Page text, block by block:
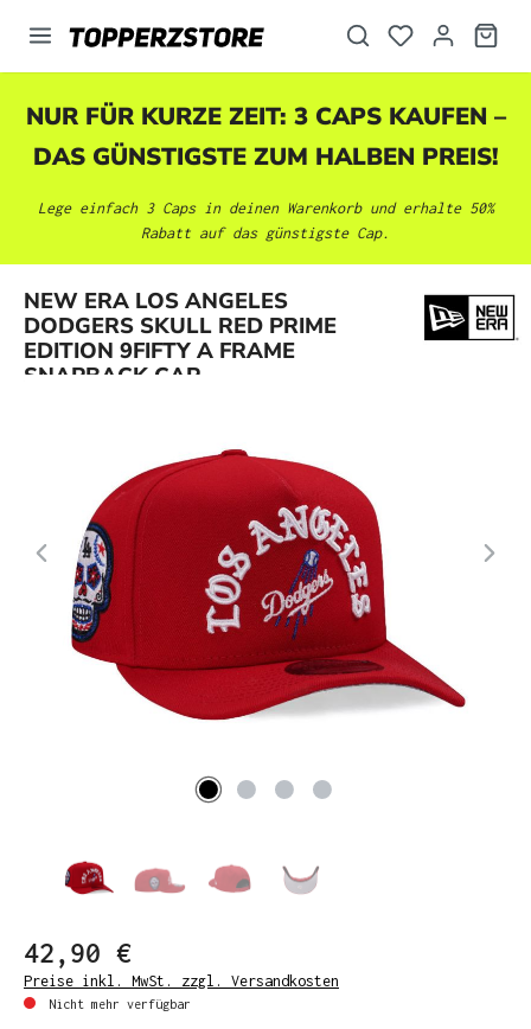
springen
NUR FÜR KURZE ZEIT: 3 CAPS KAUFEN –
DAS GÜNSTIGSTE ZUM HALBEN PREIS!
Lege einfach 3 Caps in deinen Warenkorb und erhalte 50%
Rabatt auf das günstigste Cap.
NEW ERA LOS ANGELES
DODGERS SKULL RED PRIME
EDITION 9FIFTY A FRAME
SNAPBACK CAP
Bildergalerie überspringen
42,90 €
Preise inkl. MwSt. zzgl. Versandkosten
Nicht mehr verfügbar